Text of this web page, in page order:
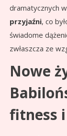
dramatycznych
przyjaźni, co
świadome
zwłaszcza ze
Nowe
fitness i